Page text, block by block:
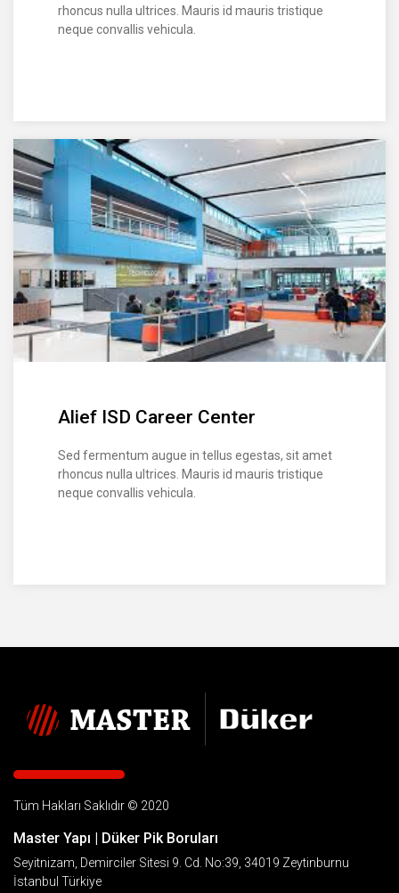
rhoncus nulla ultrices. Mauris id mauris tristique
neque convallis vehicula.
Alief ISD Career Center
Sed fermentum augue in tellus egestas, sit amet
rhoncus nulla ultrices. Mauris id mauris tristique
neque convallis vehicula.
Tüm Hakları Saklıdır © 2020
Master Yapı | Düker Pik Boruları
Seyitnizam, Demirciler Sitesi 9. Cd. No:39, 34019 Zeytinburnu
İstanbul Türkiye